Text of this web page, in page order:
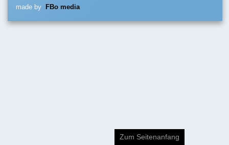
made by
FBo media
Zum Seitenanfang